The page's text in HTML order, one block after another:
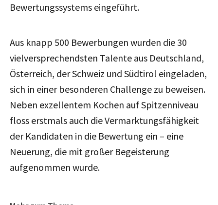
Bewertungssystems eingeführt.
Aus knapp 500 Bewerbungen wurden die 30
vielversprechendsten Talente aus Deutschland,
Österreich, der Schweiz und Südtirol eingeladen,
sich in einer besonderen Challenge zu beweisen.
Neben exzellentem Kochen auf Spitzenniveau
floss erstmals auch die Vermarktungsfähigkeit
der Kandidaten in die Bewertung ein – eine
Neuerung, die mit großer Begeisterung
aufgenommen wurde.